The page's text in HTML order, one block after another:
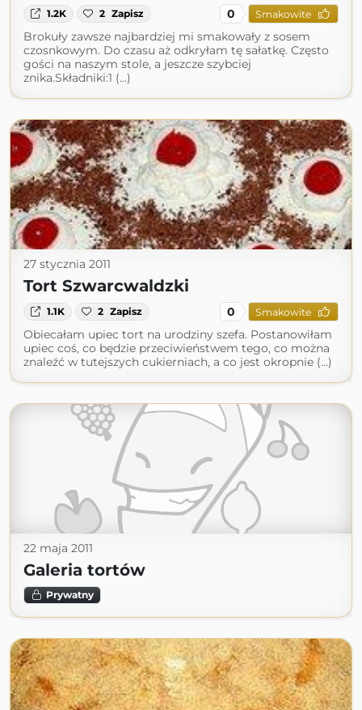
1.2K 2 Zapisz 0 Smakowite
Brokuły zawsze najbardziej mi smakowały z sosem
czosnkowym. Do czasu aż odkryłam tę sałatkę. Często
gości na naszym stole, a jeszcze szybciej
znika.Składniki:1 (...)
27 stycznia 2011
Tort Szwarcwaldzki
1.1K 2 Zapisz 0 Smakowite
Obiecałam upiec tort na urodziny szefa. Postanowiłam
upiec coś, co będzie przeciwieństwem tego, co można
znaleźć w tutejszych cukierniach, a co jest okropnie (...)
22 maja 2011
Galeria tortów
Prywatny